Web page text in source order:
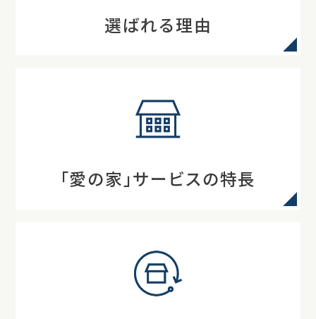
選ばれる理由
「愛の家」サービスの特長